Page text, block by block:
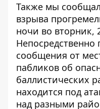
Также мы
взрыва
ночи во вторник,
Непосредственно
сообщения от
пабликов об
баллистических
находится под
над разными